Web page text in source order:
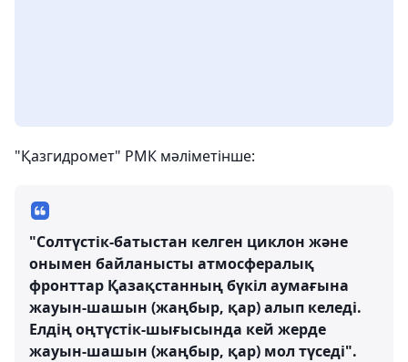
"Қазгидромет" РМК мәліметінше:
"Солтүстік-батыстан келген циклон және
онымен байланысты атмосфералық
фронттар Қазақстанның бүкіл аумағына
жауын-шашын (жаңбыр, қар) алып келеді.
Елдің оңтүстік-шығысында кей жерде
жауын-шашын (жаңбыр, қар) мол түседі".